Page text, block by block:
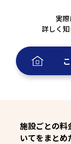
実
詳しく
施設ごとの料
いてをまとめ